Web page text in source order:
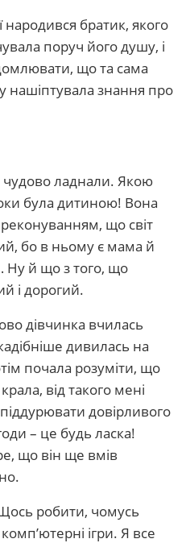
народився братик, якого
поруч його душу, і
що та сама
нашіптувала знання про
чудово ладнали. Якою
була дитиною! Вона
що світ
бо в ньому є мама й
Ну й що з того, що
і дорогий.
дівчинка вчилась
дивилась на
почала розуміти, що
від такого мені
довірливого
– це будь ласка!
що він ще вмів
робити, чомусь
ігри. Я все